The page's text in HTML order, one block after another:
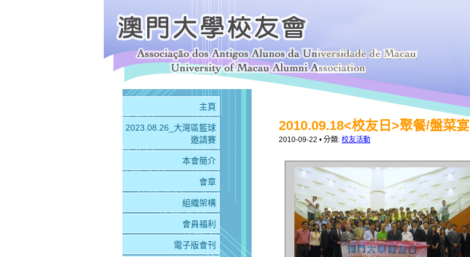
2010.09.18<校友日>聚餐/盤菜宴
2010-09-22 • 分類: 校友活動
主頁
2023.08.26_大灣區籃球
邀請賽
本會簡介
會章
組織架構
會員福利
電子版會刊